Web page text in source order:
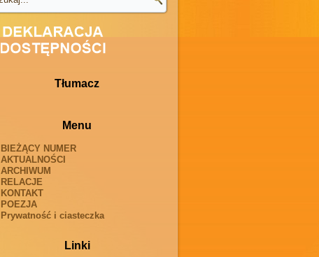
Tłumacz
Menu
BIEŻĄCY NUMER
AKTUALNOŚCI
ARCHIWUM
RELACJE
KONTAKT
POEZJA
Prywatność i ciasteczka
Linki